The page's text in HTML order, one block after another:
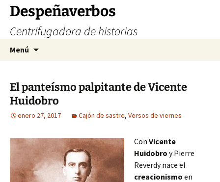
Saltar
contenido
Despeñaverbos
Centrifugadora de historias
Menú
El panteísmo palpitante de Vicente
Huidobro
enero 27, 2017 Cajón de sastre, Versos de viernes
Con Vicente
Huidobro y Pierre
Reverdy nace el
creacionismo en